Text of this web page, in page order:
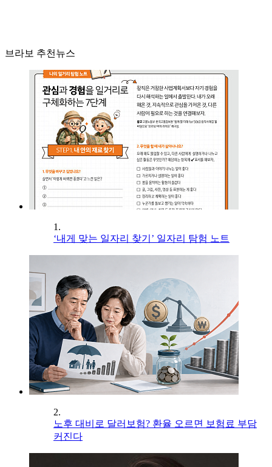
브라보 추천뉴스
1.
‘내게 맞는 일자리 찾기’ 일자리 탐험 노트
2.
노후 대비로 달러보험? 환율 오르면 보험료 부담
커진다